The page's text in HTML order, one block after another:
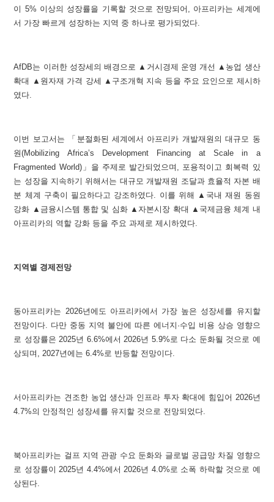
이 5% 이상의 성장률을 기록할 것으로 전망되어, 아프리카는 세계에
서 가장 빠르게 성장하는 지역 중 하나로 평가되었다.
AfDB는 이러한 성장세의 배경으로 ▲거시경제 운영 개선 ▲농업 생산
확대 ▲원자재 가격 강세 ▲구조개혁 지속 등을 주요 요인으로 제시하
였다.
이번 보고서는 「 분절화된 세계에서 아프리카 개발재원의 대규모 동
원(Mobilizing Africa’s Development Financing at Scale in a
Fragmented World)」을 주제로 발간되었으며, 포용적이고 회복력 있
는 성장을 지속하기 위해서는 대규모 개발재원 조달과 효율적 자본 배
분 체계 구축이 필요하다고 강조하였다. 이를 위해 ▲국내 재원 동원
강화 ▲금융시스템 통합 및 심화 ▲자본시장 확대 ▲국제금융 체계 내
아프리카의 역할 강화 등을 주요 과제로 제시하였다.
지역별 경제전망
동아프리카는 2026년에도 아프리카에서 가장 높은 성장세를 유지할
전망이다. 다만 중동 지역 불안에 따른 에너지·수입 비용 상승 영향으
로 성장률은 2025년 6.6%에서 2026년 5.9%로 다소 둔화될 것으로 예
상되며, 2027년에는 6.4%로 반등할 전망이다.
서아프리카는 견조한 농업 생산과 인프라 투자 확대에 힘입어 2026년
4.7%의 안정적인 성장세를 유지할 것으로 전망되었다.
북아프리카는 걸프 지역 관광 수요 둔화와 글로벌 공급망 차질 영향으
로 성장률이 2025년 4.4%에서 2026년 4.0%로 소폭 하락할 것으로 예
상된다.